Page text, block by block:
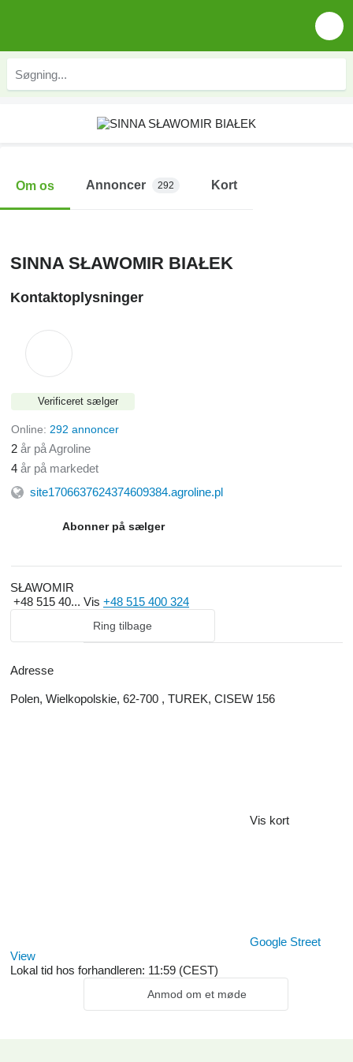
Om os Annoncer 292 Kort
SINNA SŁAWOMIR BIAŁEK
Kontaktoplysninger
Verificeret sælger
Online: 292 annoncer
2 år på Agroline
4 år på markedet
site1706637624374609384.agroline.pl
Abonner på sælger
SŁAWOMIR
+48 515 40... Vis +48 515 400 324
Ring tilbage
Adresse
Polen, Wielkopolskie, 62-700 , TUREK, CISEW 156
Vis kort
Google Street
View
Lokal tid hos forhandleren: 11:59 (CEST)
Anmod om et møde